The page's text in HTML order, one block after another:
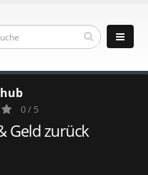
0 / 5
Geld zurück